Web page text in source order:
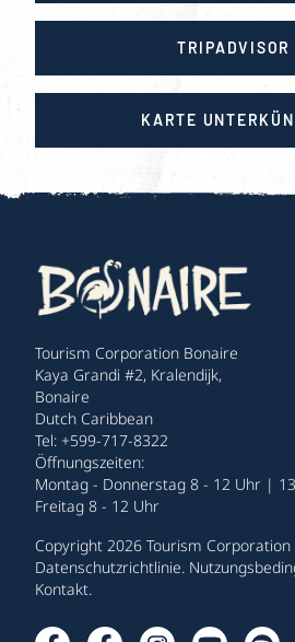
TRIPADVISOR
KARTE
Tourism Corporation Bonaire
Kaya Grandi #2, Kralendijk,
Bonaire
Dutch Caribbean
Tel: +599-717-8322
Öffnungszeiten:
Montag - Donnerstag 8 - 12 Uhr |
Freitag 8 - 12 Uhr
Copyright 2026 Tourism Corporation
Datenschutzrichtlinie.
Kontakt.